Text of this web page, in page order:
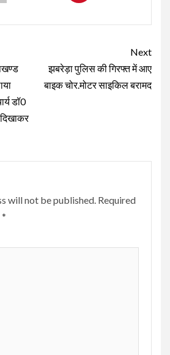
डॉ0
Next
झबरेड़ा पुलिस की गिरफ्त में आए
बाइक चोर.मोटर साइकिल बरामद
will not be published. Required
*